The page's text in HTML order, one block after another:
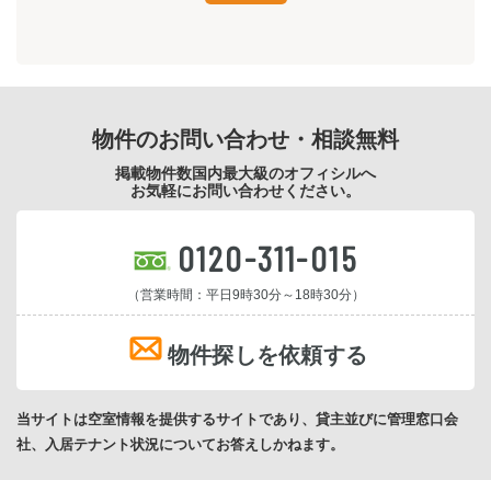
物件のお問い合わせ・相談無料
掲載物件数国内最大級のオフィシルへ
お気軽にお問い合わせください。
0120-311-015
（営業時間：平日9時30分～18時30分）
物件探しを依頼する
当サイトは空室情報を提供するサイトであり、貸主並びに管理窓口会
社、入居テナント状況についてお答えしかねます。